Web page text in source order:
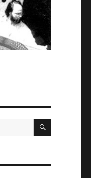
SUCHEN